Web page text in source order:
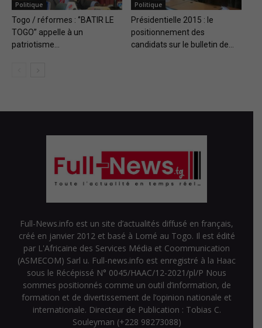
Politique
Togo / réformes : ‘’BATIR LE
TOGO’’ appelle à un
patriotisme...
Politique
Présidentielle 2015 : le
positionnement des
candidats sur le bulletin de...
Full-News.info est un site d’actualités diffusé en français,
créé en janvier 2012 et basé à Lomé au Togo. Il est édité
par L'Africaine des Services Média et Coommunication
(ASMECOM) Sarl u. Full-news.info est enregistré à la Haac
sous le Récépissé N° 0045/HAAC/12-2021/pl/P Nous
sommes positionnés comme un outil d’information, de
formation et de divertissement de l’opinion nationale et
internationale. Directeur de Publication : Tobias C.
Souleyman (+228 98273088)